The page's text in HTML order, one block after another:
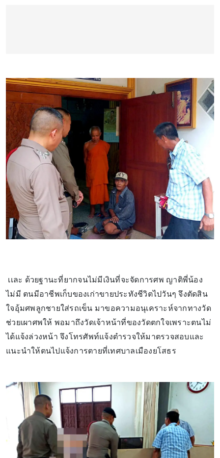
เเละ ด้วยฐานะที่ยากจนไม่มีเงินที่จะจัดการศพ ญาติพี่น้อง
ไม่มี ตนมีอาชีพเก็บของเก่าขายประทังชีวิตไปวันๆ จึงตัดสิน
ใจอุ้มศพลูกชายใส่รถเข็น มาขอความอนุเคราะห์จากทางวัด
ช่วยเผาศพให้ พอมาถึงวัดเจ้าหน้าที่ของวัดตกใจเพราะตนไม่
ได้แจ้งล่วงหน้า จึงโทรศัพท์แจ้งตำรวจให้มาตรวจสอบและ
แนะนำให้ตนไปแจ้งการตายที่เทศบาลเมืองยโสธร